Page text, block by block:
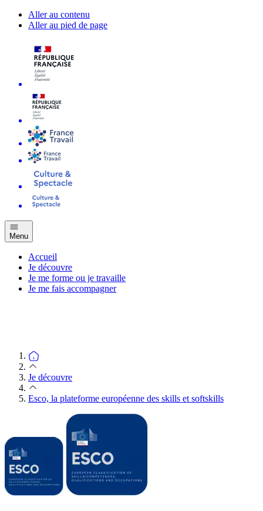
Aller au contenu
Aller au pied de page
Menu
Accueil
Je découvre
Je me forme ou je travaille
Je me fais accompagner
Je découvre
Esco, la plateforme européenne des skills et softskills